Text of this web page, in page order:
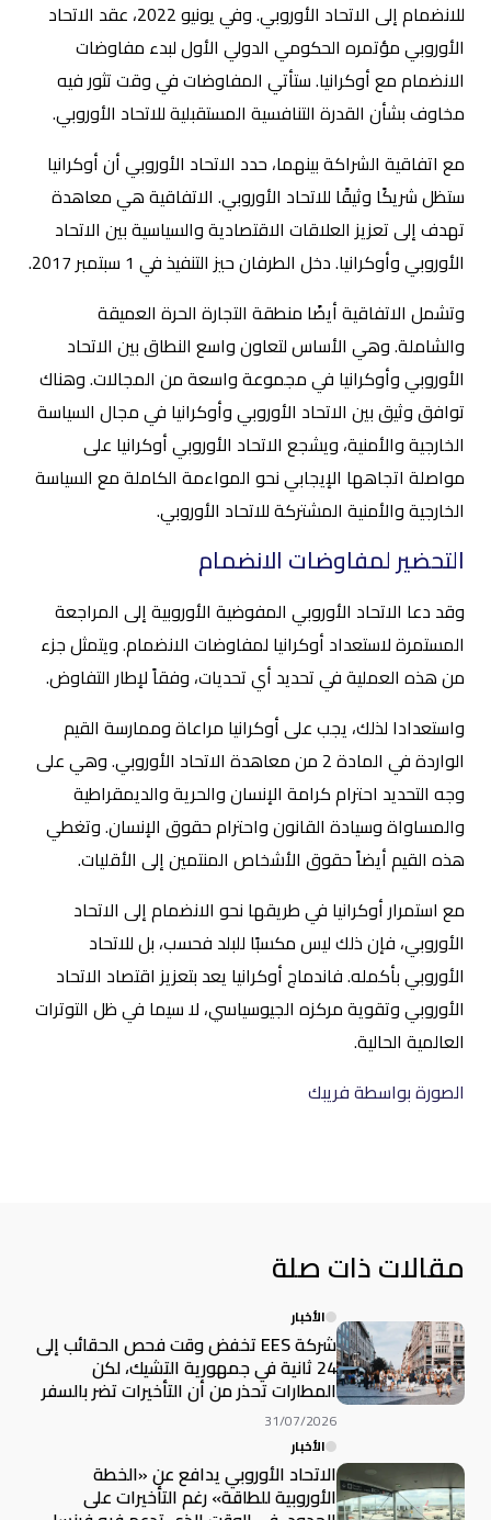
للانضمام إلى الاتحاد الأوروبي. وفي يونيو 2022، عقد الاتحاد
الأوروبي مؤتمره الحكومي الدولي الأول لبدء مفاوضات
الانضمام مع أوكرانيا. ستأتي المفاوضات في وقت تثور فيه
مخاوف بشأن القدرة التنافسية المستقبلية للاتحاد الأوروبي.
مع اتفاقية الشراكة بينهما، حدد الاتحاد الأوروبي أن أوكرانيا
ستظل شريكًا وثيقًا للاتحاد الأوروبي. الاتفاقية هي معاهدة
تهدف إلى تعزيز العلاقات الاقتصادية والسياسية بين الاتحاد
الأوروبي وأوكرانيا. دخل الطرفان حيز التنفيذ في 1 سبتمبر 2017.
وتشمل الاتفاقية أيضًا منطقة التجارة الحرة العميقة
والشاملة. وهي الأساس لتعاون واسع النطاق بين الاتحاد
الأوروبي وأوكرانيا في مجموعة واسعة من المجالات. وهناك
توافق وثيق بين الاتحاد الأوروبي وأوكرانيا في مجال السياسة
الخارجية والأمنية، ويشجع الاتحاد الأوروبي أوكرانيا على
مواصلة اتجاهها الإيجابي نحو المواءمة الكاملة مع السياسة
الخارجية والأمنية المشتركة للاتحاد الأوروبي.
التحضير لمفاوضات الانضمام
وقد دعا الاتحاد الأوروبي المفوضية الأوروبية إلى المراجعة
المستمرة لاستعداد أوكرانيا لمفاوضات الانضمام. ويتمثل جزء
من هذه العملية في تحديد أي تحديات، وفقاً لإطار التفاوض.
واستعدادا لذلك، يجب على أوكرانيا مراعاة وممارسة القيم
الواردة في المادة 2 من معاهدة الاتحاد الأوروبي. وهي على
وجه التحديد احترام كرامة الإنسان والحرية والديمقراطية
والمساواة وسيادة القانون واحترام حقوق الإنسان. وتغطي
هذه القيم أيضاً حقوق الأشخاص المنتمين إلى الأقليات.
مع استمرار أوكرانيا في طريقها نحو الانضمام إلى الاتحاد
الأوروبي، فإن ذلك ليس مكسبًا للبلد فحسب، بل للاتحاد
الأوروبي بأكمله. فاندماج أوكرانيا يعد بتعزيز اقتصاد الاتحاد
الأوروبي وتقوية مركزه الجيوسياسي، لا سيما في ظل التوترات
العالمية الحالية.
الصورة بواسطة فريبك
مقالات ذات صلة
الأخبار
شركة EES تخفض وقت فحص الحقائب إلى
24 ثانية في جمهورية التشيك، لكن
المطارات تحذر من أن التأخيرات تضر بالسفر
31/07/2026
الأخبار
الاتحاد الأوروبي يدافع عن «الخطة
الأوروبية للطاقة» رغم التأخيرات على